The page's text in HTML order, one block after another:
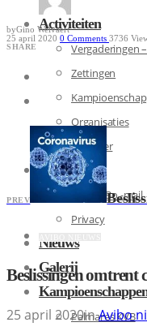
Activiteiten
Vergaderingen
Zettingen
Organisaties
Kalender
Contact
De A.Vi.Bo.-mail
Privacy
Nieuws
Galerij
Palmares KVB
byGino Welvaert
25 april 2020 0 Comments 3736
SHARE
PREV
Beslissingen omtrent
25 april 2020inAvibo